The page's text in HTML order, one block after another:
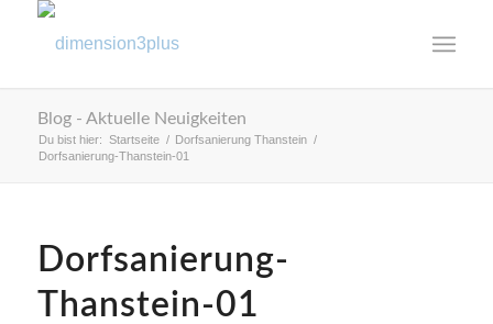
Blog - Aktuelle Neuigkeiten
Du bist hier: Startseite / Dorfsanierung Thanstein /
Dorfsanierung-Thanstein-01
Dorfsanierung-
Thanstein-01